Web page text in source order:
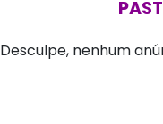
Desculpe, nenhum